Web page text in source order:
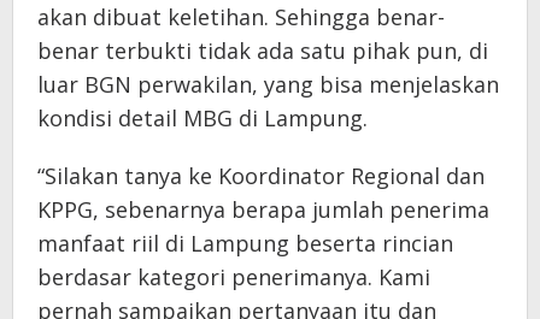
akan dibuat keletihan. Sehingga benar-
benar terbukti tidak ada satu pihak pun, di
luar BGN perwakilan, yang bisa menjelaskan
kondisi detail MBG di Lampung.
“Silakan tanya ke Koordinator Regional dan
KPPG, sebenarnya berapa jumlah penerima
manfaat riil di Lampung beserta rincian
berdasar kategori penerimanya. Kami
pernah sampaikan pertanyaan itu dan